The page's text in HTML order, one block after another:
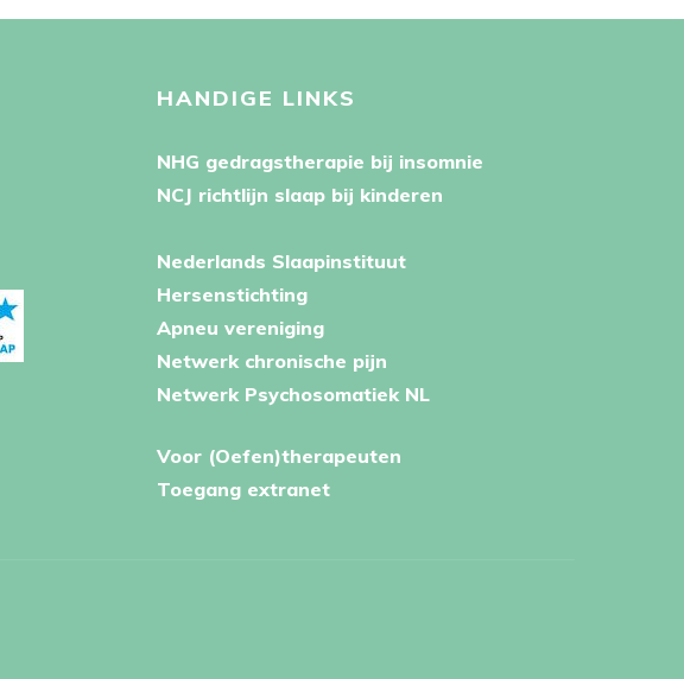
HANDIGE LINKS
NHG gedragstherapie bij insomnie
NCJ richtlijn slaap bij kinderen
Nederlands Slaapinstituut
Hersenstichting
Apneu vereniging
Netwerk chronische pijn
Netwerk Psychosomatiek NL
Voor (Oefen)therapeuten
Toegang extranet